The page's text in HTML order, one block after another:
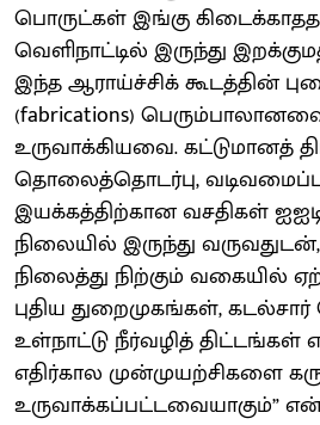
பொருட்கள் இங்கு
வெளிநாட்டில் இருந்து
இந்த ஆராய்ச்சிக் கூடத்தின்
(fabrications)
உருவாக்கியவை. கட்டுமானத்
தொலைத்தொடர்பு,
இயக்கத்திற்கான வசதிகள்
நிலையில் இருந்து
நிலைத்து நிற்கும் வகையில்
புதிய துறைமுகங்கள்,
உள்நாட்டு நீர்வழித்
எதிர்கால முன்முயற்சிகளை
உருவாக்கப்பட்டவையாகும்”